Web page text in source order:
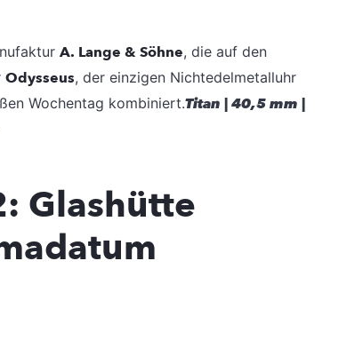
A. Lange & Söhne, die auf den
Odysseus, der einzigen Nichtedelmetalluhr
Wochentag kombiniert.Titan | 40,5 mm |
Glashütte